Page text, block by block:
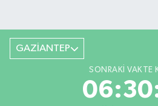
GAZİANTEP
SONRAKI VAKTE